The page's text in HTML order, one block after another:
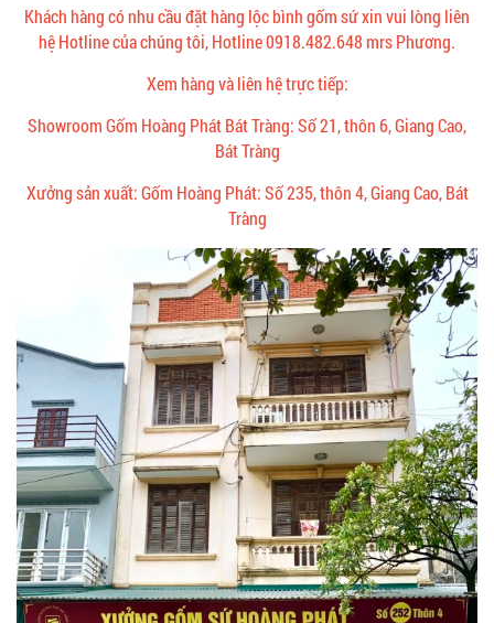
Khách hàng có nhu cầu đặt hàng lộc bình gốm sứ xin vui lòng liên
hệ Hotline của chúng tôi, Hotline 0918.482.648 mrs Phương.
Xem hàng và liên hệ trực tiếp:
Showroom Gốm Hoàng Phát Bát Tràng: Số 21, thôn 6, Giang Cao,
Bát Tràng
Xưởng sản xuất: Gốm Hoàng Phát: Số 235, thôn 4, Giang Cao, Bát
Tràng